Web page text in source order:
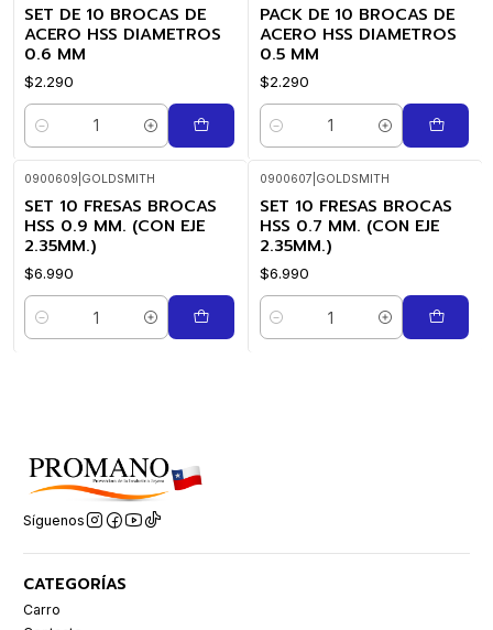
SET DE 10 BROCAS DE
ACERO HSS DIAMETROS
0.6 MM
$2.290
Cantidad
PACK DE 10 BROCAS DE
ACERO HSS DIAMETROS
0.5 MM
$2.290
Cantidad
0900609 GOLDSMITH
SET 10 FRESAS BROCAS
HSS 0.9 MM. (CON EJE
2.35MM.)
$6.990
Cantidad
0900607 GOLDSMITH
SET 10 FRESAS BROCAS
HSS 0.7 MM. (CON EJE
2.35MM.)
$6.990
Cantidad
Síguenos
CATEGORÍAS
Carro